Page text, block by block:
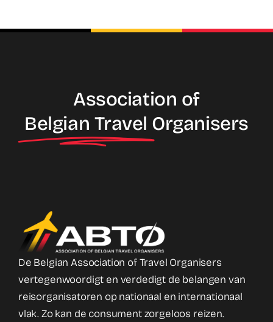
Association of
Belgian Travel Organisers
De Belgian Association of Travel Organisers
vertegenwoordigt en verdedigt de belangen van
reisorganisatoren op nationaal en internationaal
vlak. Zo kan de consument zorgeloos reizen.